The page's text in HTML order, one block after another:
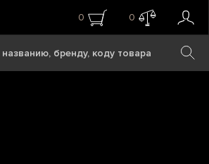
0 0